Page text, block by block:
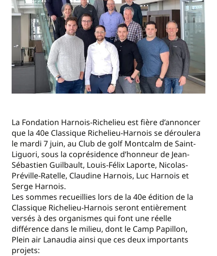
La Fondation Harnois-Richelieu est fière d’annoncer
que la 40e Classique Richelieu-Harnois se déroulera
le mardi 7 juin, au Club de golf Montcalm de Saint-
Liguori, sous la coprésidence d’honneur de Jean-
Sébastien Guilbault, Louis-Félix Laporte, Nicolas-
Préville-Ratelle, Claudine Harnois, Luc Harnois et
Serge Harnois.
Les sommes recueillies lors de la 40e édition de la
Classique Richelieu-Harnois seront entièrement
versés à des organismes qui font une réelle
différence dans le milieu, dont le Camp Papillon,
Plein air Lanaudia ainsi que ces deux importants
projets: